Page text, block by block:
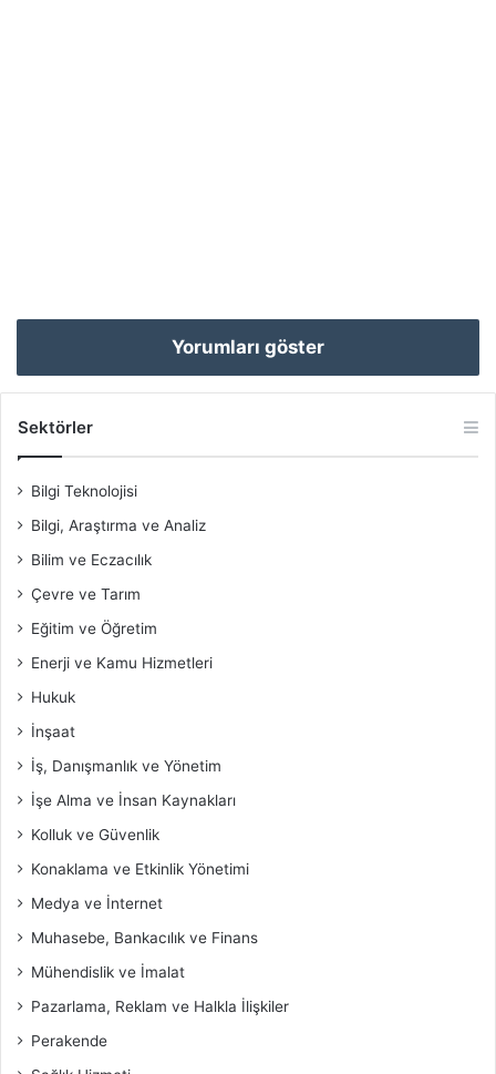
Yorumları göster
Sektörler
Bilgi Teknolojisi
Bilgi, Araştırma ve Analiz
Bilim ve Eczacılık
Çevre ve Tarım
Eğitim ve Öğretim
Enerji ve Kamu Hizmetleri
Hukuk
İnşaat
İş, Danışmanlık ve Yönetim
İşe Alma ve İnsan Kaynakları
Kolluk ve Güvenlik
Konaklama ve Etkinlik Yönetimi
Medya ve İnternet
Muhasebe, Bankacılık ve Finans
Mühendislik ve İmalat
Pazarlama, Reklam ve Halkla İlişkiler
Perakende